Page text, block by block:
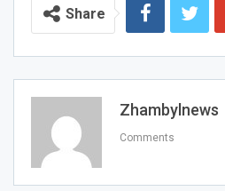
Share
Zhambylnews
Comments